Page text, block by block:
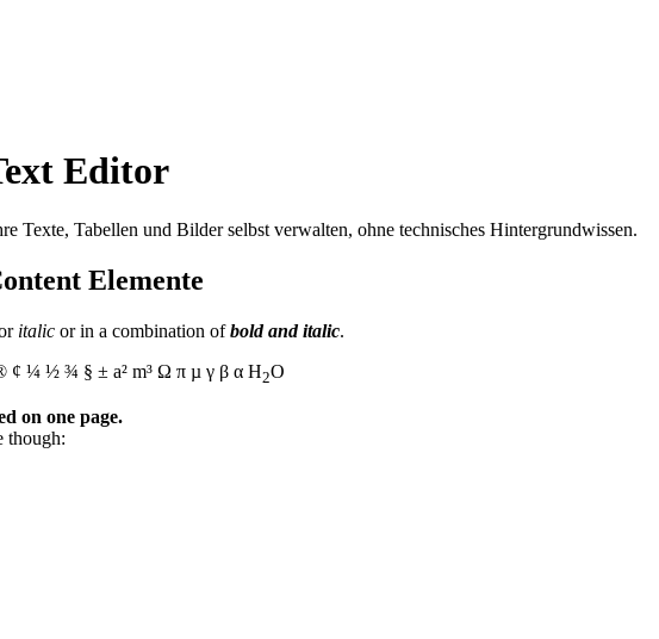
Editor
Texte, Tabellen und Bilder selbst verwalten, ohne technisches Hintergrundwissen.
Elemente
italic or in a combination ofbold and italic.
¢ ¼ ½ ¾ § ± a² m³ Ω π µ γ β α H2O
on one page.
though: